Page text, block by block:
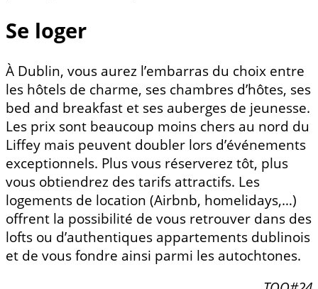
Se loger
À Dublin, vous aurez l’embarras du choix entre
les hôtels de charme, ses chambres d’hôtes, ses
bed and breakfast et ses auberges de jeunesse.
Les prix sont beaucoup moins chers au nord du
Liffey mais peuvent doubler lors d’événements
exceptionnels. Plus vous réserverez tôt, plus
vous obtiendrez des tarifs attractifs. Les
logements de location (Airbnb, homelidays,…)
offrent la possibilité de vous retrouver dans des
lofts ou d’authentiques appartements dublinois
et de vous fondre ainsi parmi les autochtones.